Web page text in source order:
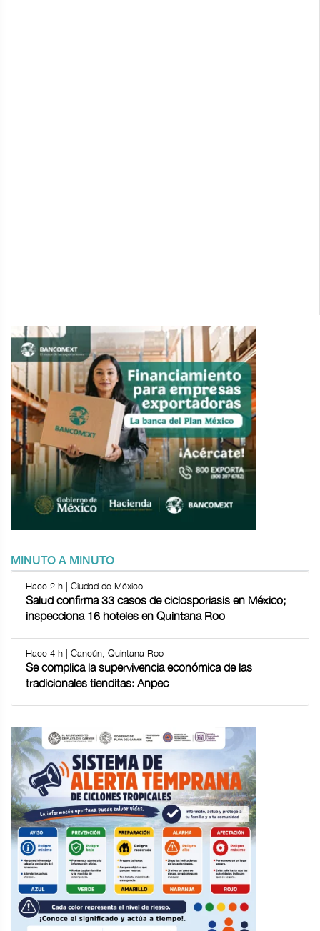
MINUTO A MINUTO
Hace 2 h | Ciudad de México
Salud confirma 33 casos de ciclosporiasis en México;
inspecciona 16 hoteles en Quintana Roo
Hace 4 h | Cancún, Quintana Roo
Se complica la supervivencia económica de las
tradicionales tienditas: Anpec